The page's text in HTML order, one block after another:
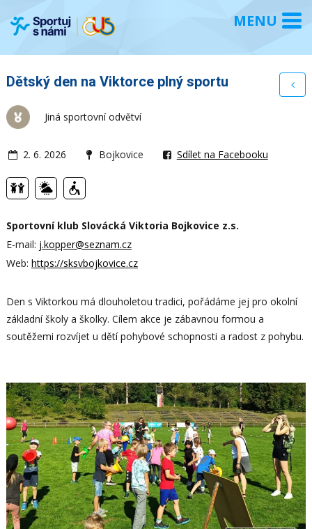
Dětský den na Viktorce plný sportu
Jiná sportovní odvětví
2. 6. 2026 Bojkovice Sdílet na Facebooku
Sportovní klub Slovácká Viktoria Bojkovice z.s.
E-mail: j.kopper@seznam.cz
Web: https://sksvbojkovice.cz
Den s Viktorkou má dlouholetou tradici, pořádáme jej pro okolní
základní školy a školky. Cílem akce je zábavnou formou a
soutěžemi rozvíjet u dětí pohybové schopnosti a radost z pohybu.